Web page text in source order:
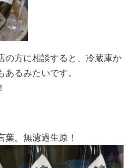
の方に相談すると、冷蔵庫か
るみたいです。
。無濾過生原！